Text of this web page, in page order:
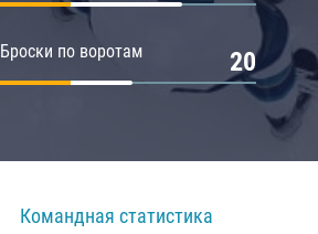
Броски по воротам 20
Командная статистика